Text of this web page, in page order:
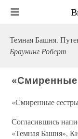
Темная Башня.
Браунинг Роберт
«Смиренные
Согласившись
«Темная Башня»,